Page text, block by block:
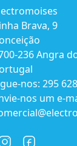
Brava, 9
236 Angra
nos: 295
nos um e-